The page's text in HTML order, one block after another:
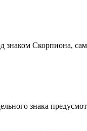
Скорпиона,
знака